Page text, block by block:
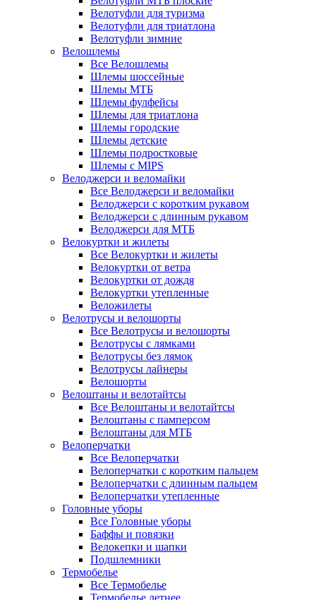
Велотуфли для туризма
Велотуфли для триатлона
Велотуфли зимние
Велошлемы
Все Велошлемы
Шлемы шоссейные
Шлемы МТБ
Шлемы фулфейсы
Шлемы для триатлона
Шлемы городские
Шлемы детские
Шлемы подростковые
Шлемы с MIPS
Велоджерси и веломайки
Все Велоджерси и веломайки
Велоджерси с коротким рукавом
Велоджерси с длинным рукавом
Велоджерси для МТБ
Велокуртки и жилеты
Все Велокуртки и жилеты
Велокуртки от ветра
Велокуртки от дождя
Велокуртки утепленные
Веложилеты
Велотрусы и велошорты
Все Велотрусы и велошорты
Велотрусы с лямками
Велотрусы без лямок
Велотрусы лайнеры
Велошорты
Велоштаны и велотайтсы
Все Велоштаны и велотайтсы
Велоштаны с памперсом
Велоштаны для МТБ
Велоперчатки
Все Велоперчатки
Велоперчатки с коротким пальцем
Велоперчатки с длинным пальцем
Велоперчатки утепленные
Головные уборы
Все Головные уборы
Баффы и повязки
Велокепки и шапки
Подшлемники
Термобелье
Все Термобелье
Термобелье летнее